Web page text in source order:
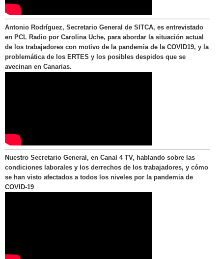
Antonio Rodríguez, Secretario General de SITCA, es entrevistado
en PCL Radio por Carolina Uche, para abordar la situación actual
de los trabajadores con motivo de la pandemia de la COVID19, y la
problemática de los ERTES y los posibles despidos que se
avecinan en Canarias.
Nuestro Secretario General, en Canal 4 TV, hablando sobre las
condiciones laborales y los derrechos de los trabajadores, y cómo
se han visto afectados a todos los niveles por la pandemia de
COVID-19